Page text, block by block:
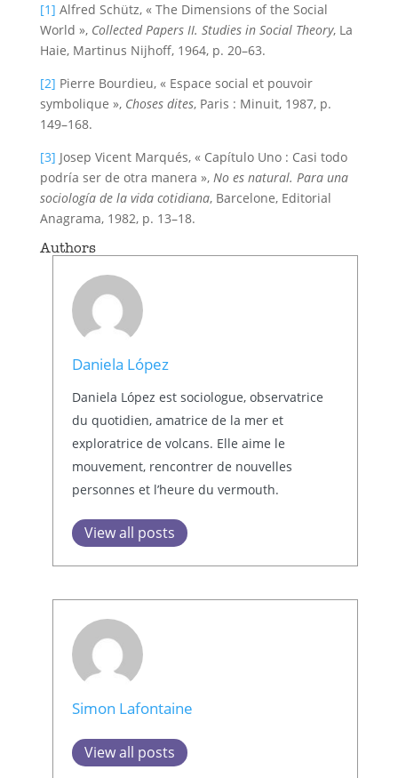
[1] Alfred Schütz, « The Dimensions of the Social
World », Collected Papers II. Studies in Social Theory, La
Haie, Martinus Nijhoff, 1964, p. 20–63.
[2] Pierre Bourdieu, « Espace social et pouvoir
symbolique », Choses dites, Paris : Minuit, 1987, p.
149–168.
[3] Josep Vicent Marqués, « Capítulo Uno : Casi todo
podría ser de otra manera », No es natural. Para una
sociología de la vida cotidiana, Barcelone, Editorial
Anagrama, 1982, p. 13–18.
Authors
Daniela López
Daniela López est sociologue, observatrice
du quotidien, amatrice de la mer et
exploratrice de volcans. Elle aime le
mouvement, rencontrer de nouvelles
personnes et l’heure du vermouth.
View all posts
Simon Lafontaine
View all posts